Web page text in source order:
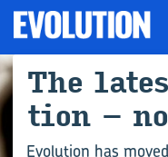
The
tion –
Evolution has